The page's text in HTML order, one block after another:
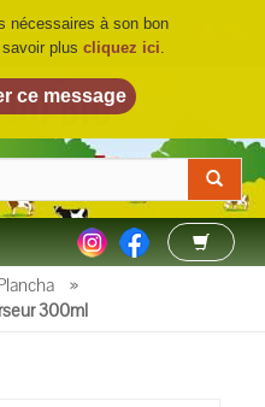
DU BIO©
»
300ml
nécessaires à son bon
plus cliquez ici.